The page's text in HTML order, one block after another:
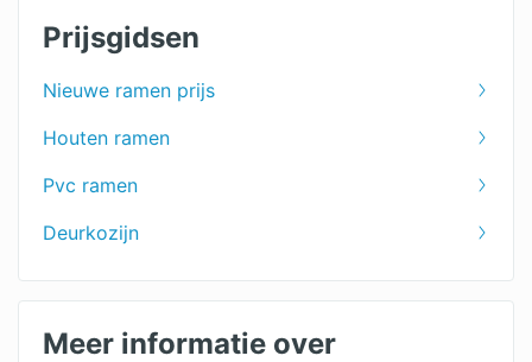
Prijsgidsen
Nieuwe ramen prijs
Houten ramen
Pvc ramen
Deurkozijn
Meer informatie over